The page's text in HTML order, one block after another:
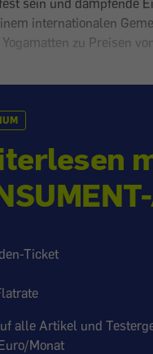
sein und dämpfende
internationalen
zu Preisen
Ticket
alle Artikel und
Monat